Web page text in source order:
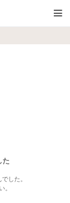
た
した。
。